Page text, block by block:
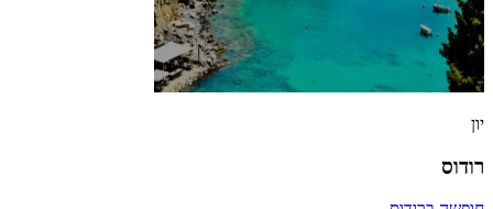
יון
רודוס